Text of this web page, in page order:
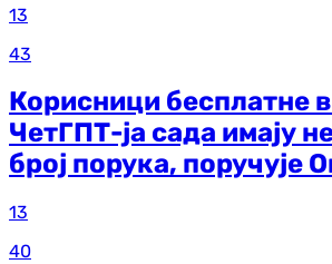
13
43
Корисници бесплатне
ЧетГПТ-ја сада имају
број порука, поручује
13
40